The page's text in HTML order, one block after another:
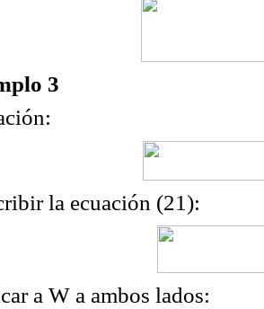
3
la ecuación (21):
a W a ambos lados: